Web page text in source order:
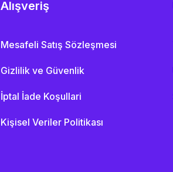
Alışveriş
Mesafeli Satış Sözleşmesi
Gizlilik ve Güvenlik
İptal İade Koşullari
Kişisel Veriler Politikası